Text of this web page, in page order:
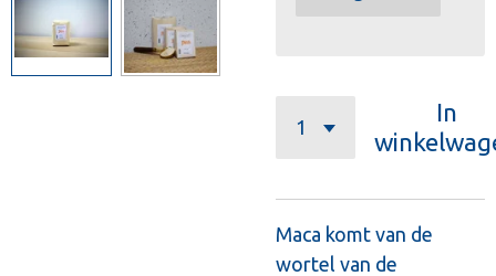
In
Maca komt van de
wortel van de